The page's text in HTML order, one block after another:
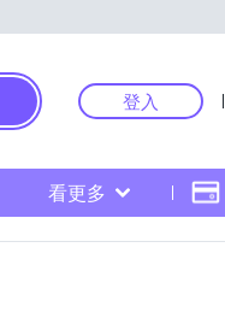
登入
看更多